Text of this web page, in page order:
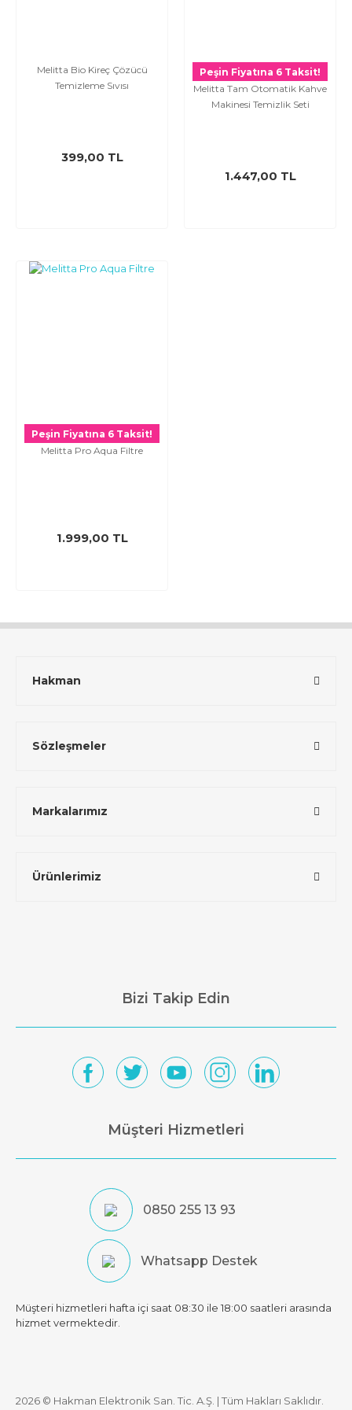
Melitta Bio Kireç Çözücü
Temizleme Sıvısı
399,00 TL
Peşin Fiyatına 6 Taksit!
Melitta Tam Otomatik Kahve
Makinesi Temizlik Seti
1.447,00 TL
Peşin Fiyatına 6 Taksit!
Melitta Pro Aqua Filtre
1.999,00 TL
Hakman
Sözleşmeler
Markalarımız
Ürünlerimiz
Bizi Takip Edin
Müşteri Hizmetleri
0850 255 13 93
Whatsapp Destek
Müşteri hizmetleri hafta içi saat 08:30 ile 18:00 saatleri arasında
hizmet vermektedir.
2026 © Hakman Elektronik San. Tic. A.Ş. | Tüm Hakları Saklıdır.